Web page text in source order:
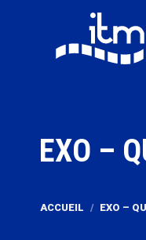
EXO –
ACCUEIL EXO –